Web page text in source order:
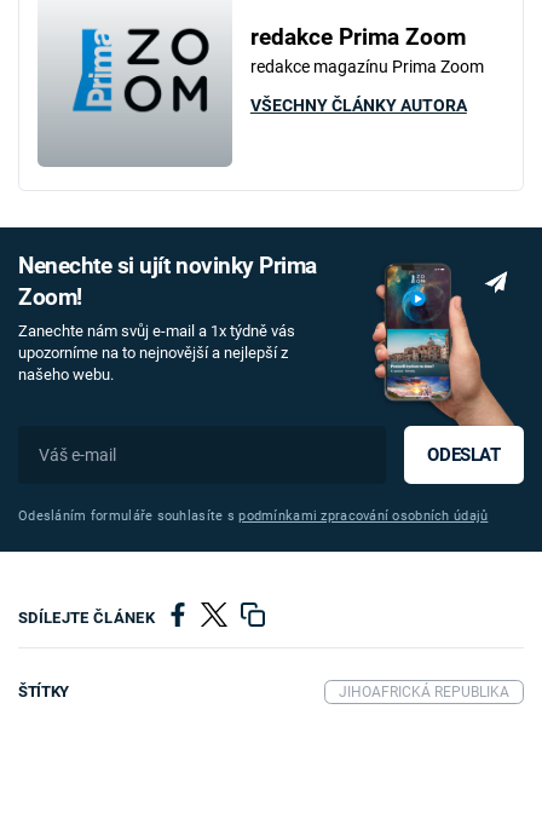
redakce Prima Zoom
redakce magazínu Prima Zoom
VŠECHNY ČLÁNKY AUTORA
Nenechte si ujít novinky Prima
Zoom!
Zanechte nám svůj e-mail a 1x týdně vás
upozorníme na to nejnovější a nejlepší z
našeho webu.
ODESLAT
Odesláním formuláře souhlasíte spodmínkami zpracování osobních údajů
SDÍLEJTE ČLÁNEK
ŠTÍTKY JIHOAFRICKÁ REPUBLIKA